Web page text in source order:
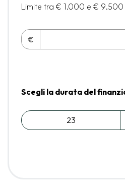
Limite tra € 1.000 e € 9.500
€
Scegli la durata del
23